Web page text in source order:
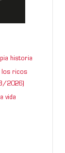
historia
los ricos
2026)
vida